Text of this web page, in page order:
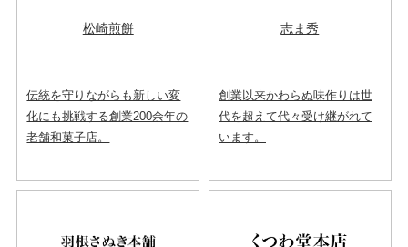
松崎煎餅
伝統を守りながらも新しい変
化にも挑戦する創業200余年の
老舗和菓子店。
志ま秀
創業以来かわらぬ味作りは世
代を超えて代々受け継がれて
います。